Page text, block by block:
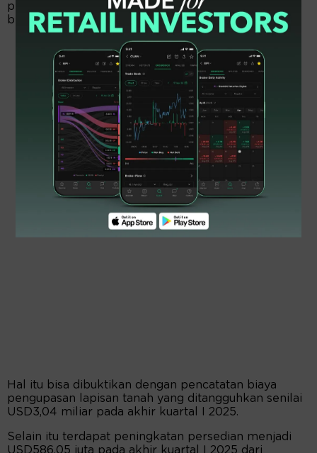
pemrosesan bijih menjadi konsentrat tembaga terus
berjalan.
Hal itu bisa dibuktikan dengan pencatatan biaya
pengupasan lapisan tanah yang ditangguhkan senilai
USD3,04 miliar pada akhir kuartal I 2025.
Selain itu terdapat peningkatan persedian menjadi
USD586,05 juta pada akhir kuartal I 2025 dari